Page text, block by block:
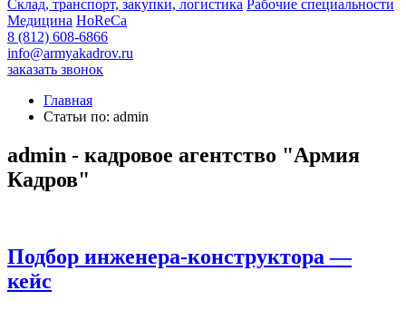
Склад, транспорт, закупки, логистика Рабочие специальности
Медицина HoReCa
8 (812) 608-6866
info@armyakadrov.ru
заказать звонок
Главная
Статьи по: admin
admin - кадровое агентство "Армия
Кадров"
Подбор инженера-конструктора —
кейс